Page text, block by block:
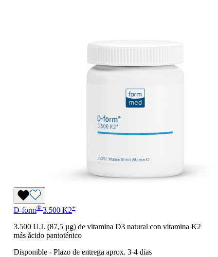
D-form® 3.500 K2+
3.500 U.I. (87,5 µg) de vitamina D3 natural con vitamina K2
más ácido pantoténico
Disponible - Plazo de entrega aprox. 3-4 días